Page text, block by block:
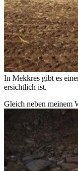
In Mekkres gibt es
ersichtlich ist.
Gleich neben meinem